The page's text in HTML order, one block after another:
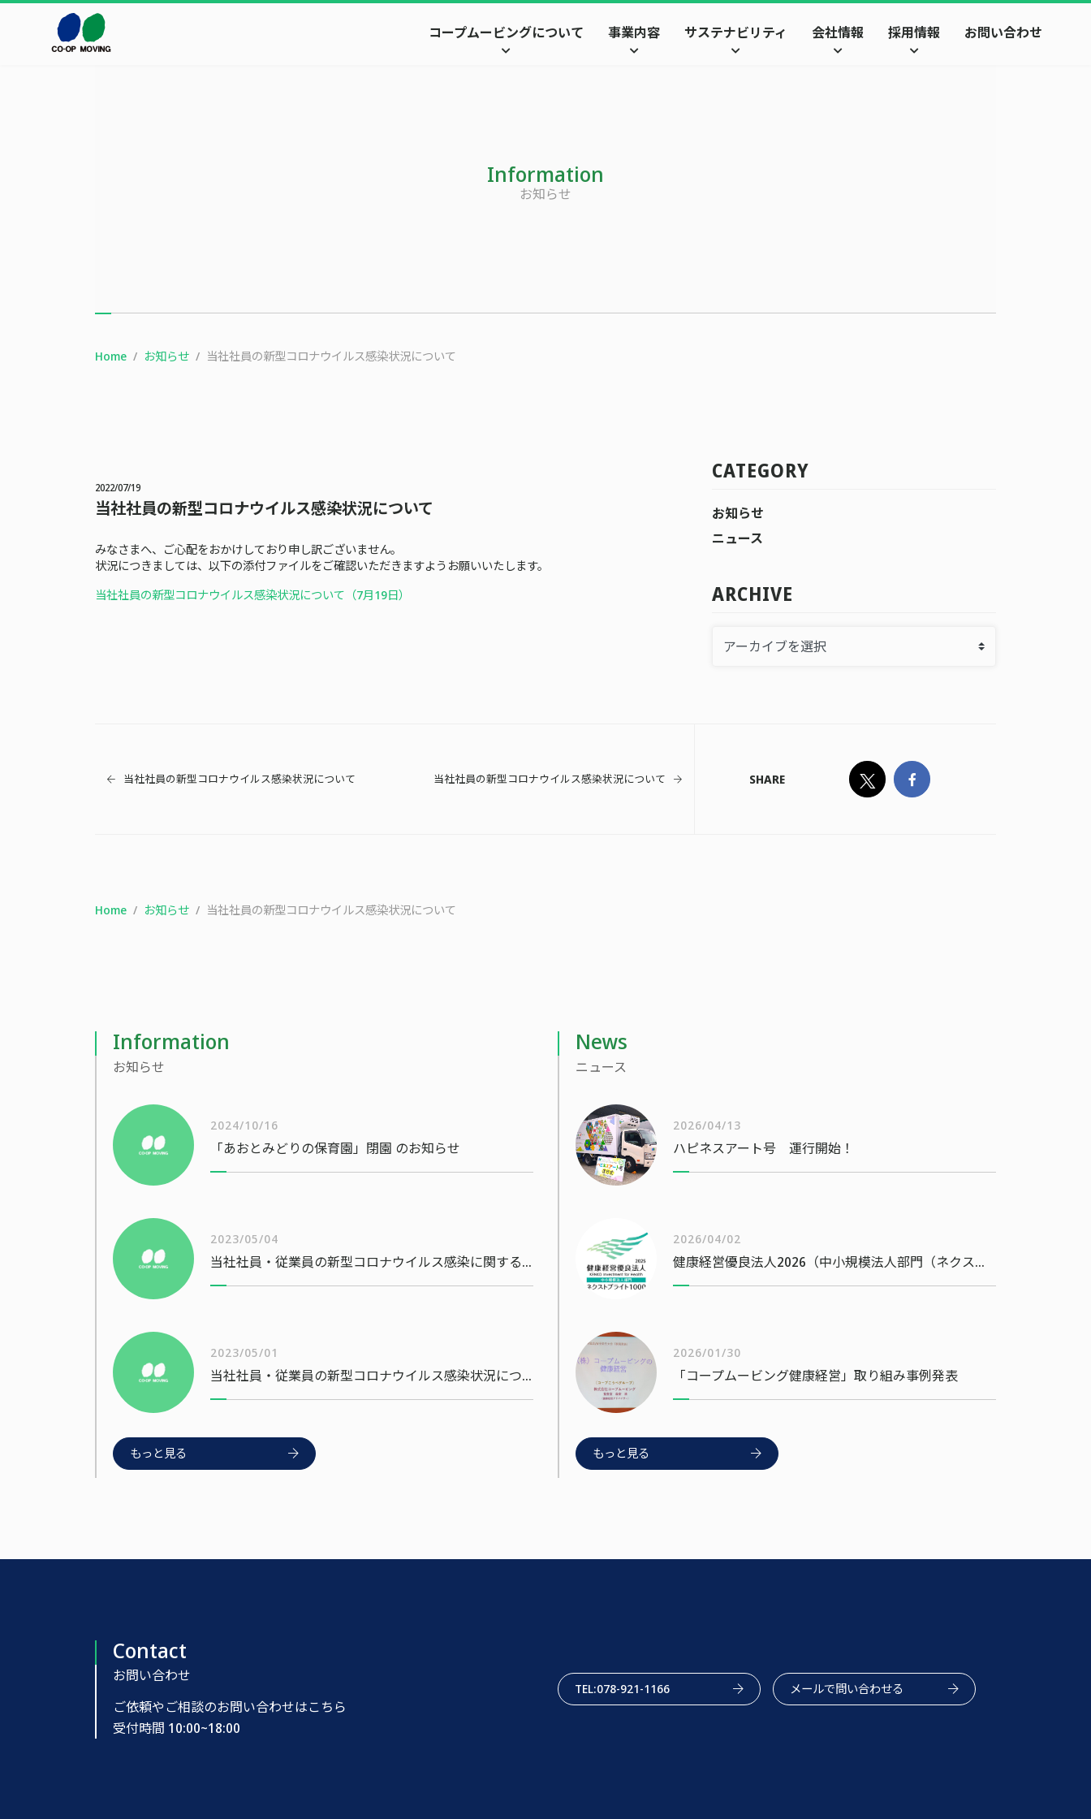
本文までスキップする
コープムービングについて
事業内容 サステナビリティ 会社情報 採用情報 お問い合わせ
Information
お知らせ
Home お知らせ 当社社員の新型コロナウイルス感染状況について
2022/07/19
当社社員の新型コロナウイルス感染状況について
みなさまへ、ご心配をおかけしており申し訳ございません。
状況につきましては、以下の添付ファイルをご確認いただきますようお願いいたします。
当社社員の新型コロナウイルス感染状況について（7月19日）
CATEGORY
お知らせ
ニュース
ARCHIVE
当社社員の新型コロナウイルス感染状況について 当社社員の新型コロナウイルス感染状況について SHARE
Home お知らせ 当社社員の新型コロナウイルス感染状況について
Information
お知らせ
2024/10/16
「あおとみどりの保育園」閉園 のお知らせ
2023/05/04
当社社員・従業員の新型コロナウイルス感染に関するお知らせ
2023/05/01
当社社員・従業員の新型コロナウイルス感染状況について
もっと見る
News
ニュース
2026/04/13
ハピネスアート号 運行開始！
2026/04/02
健康経営優良法人2026（中小規模法人部門（ネクストブライト1000））
2026/01/30
「コープムービング健康経営」取り組み事例発表
もっと見る
Contact
お問い合わせ
ご依頼やご相談のお問い合わせはこちら
受付時間 10:00~18:00
TEL:078-921-1166 メールで問い合わせる